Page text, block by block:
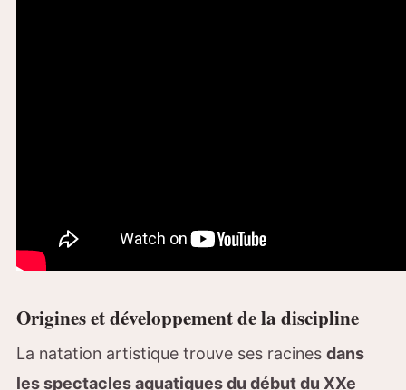
Origines et développement de la discipline
La natation artistique trouve ses racines dans
les spectacles aquatiques du début du XXe